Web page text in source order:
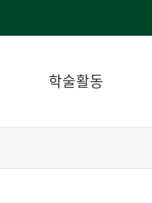
학술활동